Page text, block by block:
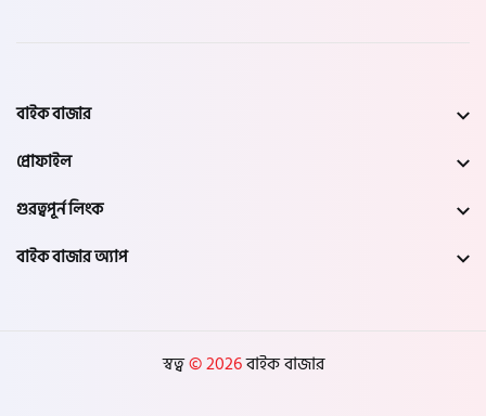
বাইক বাজার
প্রোফাইল
গুরত্বপূর্ন লিংক
বাইক বাজার অ্যাপ
স্বত্ব© 2026বাইক বাজার